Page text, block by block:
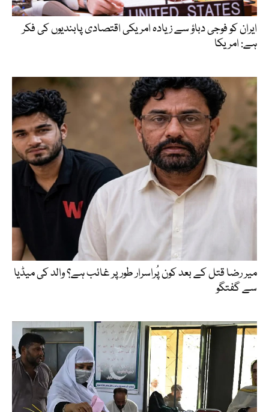
ایران کو فوجی دباؤ سے زیادہ امریکی اقتصادی پابندیوں کی فکر
ہے: امریکا
میر رضا قتل کے بعد کون پُراسرار طور پر غائب ہے؟ والد کی میڈیا
سے گفتگو